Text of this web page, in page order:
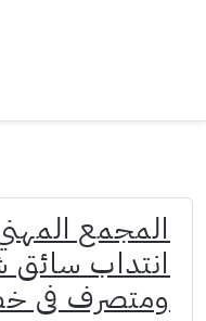
المجمع
انتداب سائق
ومتصرف في